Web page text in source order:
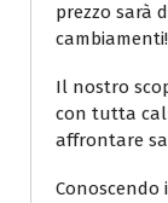
prezzo sarà
cambiamenti!
Il nostro
con tutta
affrontare